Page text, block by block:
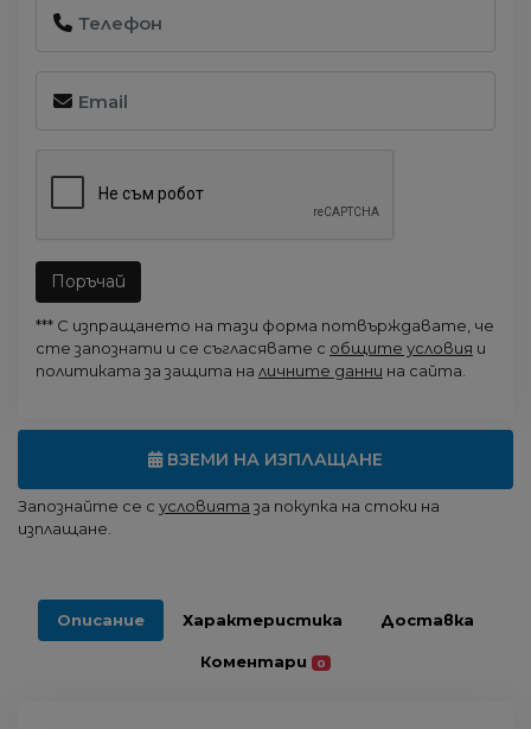
Поръчай
*** С изпращането на тази форма потвърждавате, че
сте запознати и се съгласявате с общите условия и
политиката за защита на личните данни на сайта.
ВЗЕМИ НА ИЗПЛАЩАНЕ
Запознайте се с условията за покупка на стоки на
изплащане.
Описание Характеристика Доставка
Коментари 0